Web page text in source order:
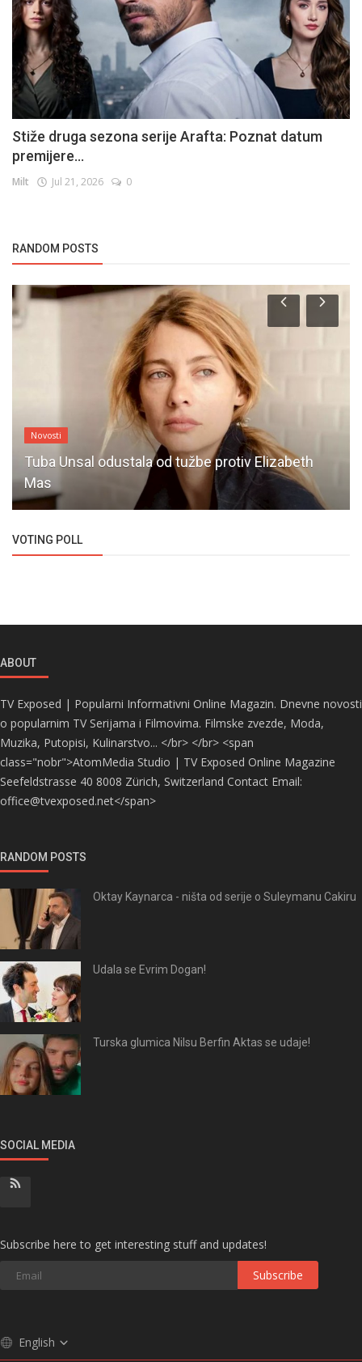
Stiže druga sezona serije Arafta: Poznat datum
premijere...
Milt Jul 21, 2026 0
RANDOM POSTS
Novosti
Tuba Unsal odustala od tužbe protiv Elizabeth
Mas
VOTING POLL
ABOUT
TV Exposed | Popularni Informativni Online Magazin. Dnevne novosti
o popularnim TV Serijama i Filmovima. Filmske zvezde, Moda,
Muzika, Putopisi, Kulinarstvo... </br> </br> <span
class="nobr">AtomMedia Studio | TV Exposed Online Magazine
Seefeldstrasse 40 8008 Zürich, Switzerland Contact Email:
office@tvexposed.net</span>
RANDOM POSTS
Oktay Kaynarca - ništa od serije o Suleymanu Cakiru
Udala se Evrim Dogan!
Turska glumica Nilsu Berfin Aktas se udaje!
SOCIAL MEDIA
Subscribe here to get interesting stuff and updates!
Subscribe
English